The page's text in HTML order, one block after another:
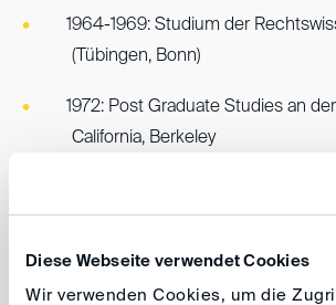
Diese Webseite verwendet Cookies
Wir verwenden Cookies, um die
1964-1969: Studium der
(Tübingen, Bonn)
1972: Post Graduate Studies an
California, Berkeley
1974: Zweites Juristisches
Haver & Mailänder